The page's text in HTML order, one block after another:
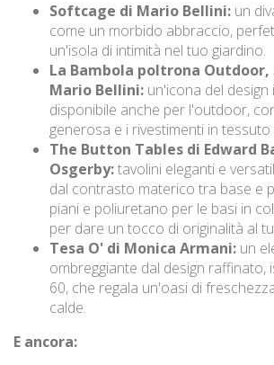
Softcage di Mario Bellini: un
come un morbido abbraccio,
un'isola di intimità nel tuo giardino.
La Bambola poltrona Outdoor,
Mario Bellini: un'icona del design
disponibile anche per l'outdoor,
generosa e i rivestimenti in tessuto
The Button Tables di Edward
Osgerby:tavolini eleganti e
dal contrasto materico tra base e
piani e poliuretano per le basi in
per dare un tocco di originalità al
Tesa O' di Monica Armani: un
ombreggiante dal design raffinato,
60, che regala un'oasi di
calde.
E ancora: